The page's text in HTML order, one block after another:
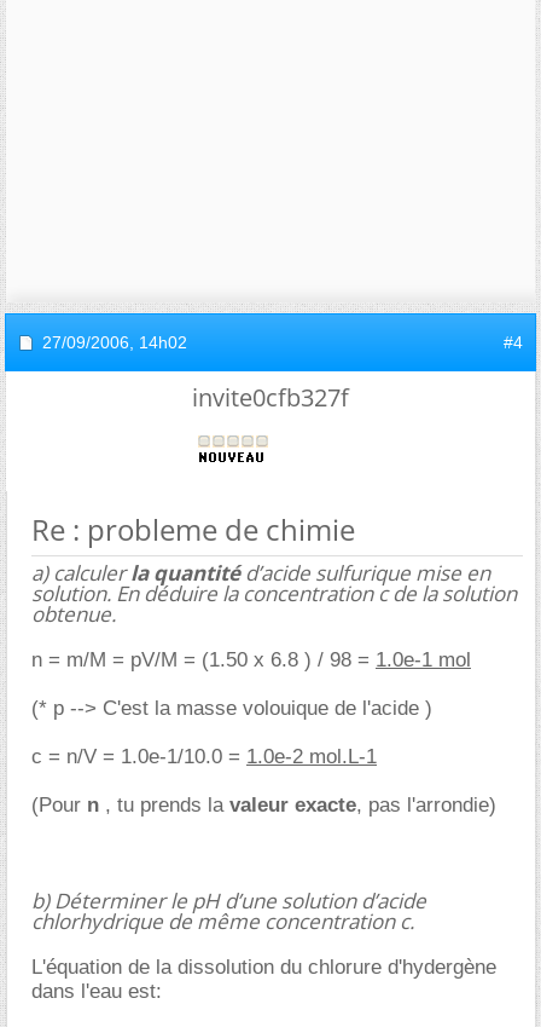
27/09/2006, 14h02 #4
invite0cfb327f
Re : probleme de chimie
a) calculerla quantitéd’acide sulfurique mise en
solution. En déduire la concentration c de la solution
obtenue.
n = m/M = pV/M = (1.50 x 6.8 ) / 98 = 1.0e-1 mol
(* p --> C'est la masse volouique de l'acide )
c = n/V = 1.0e-1/10.0 = 1.0e-2 mol.L-1
(Pour n , tu prends la valeur exacte, pas l'arrondie)
b) Déterminer le pH d’une solution d’acide
chlorhydrique de même concentration c.
L'équation de la dissolution du chlorure d'hydergène
dans l'eau est: